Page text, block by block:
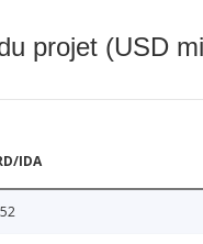
projet (USD
IDA